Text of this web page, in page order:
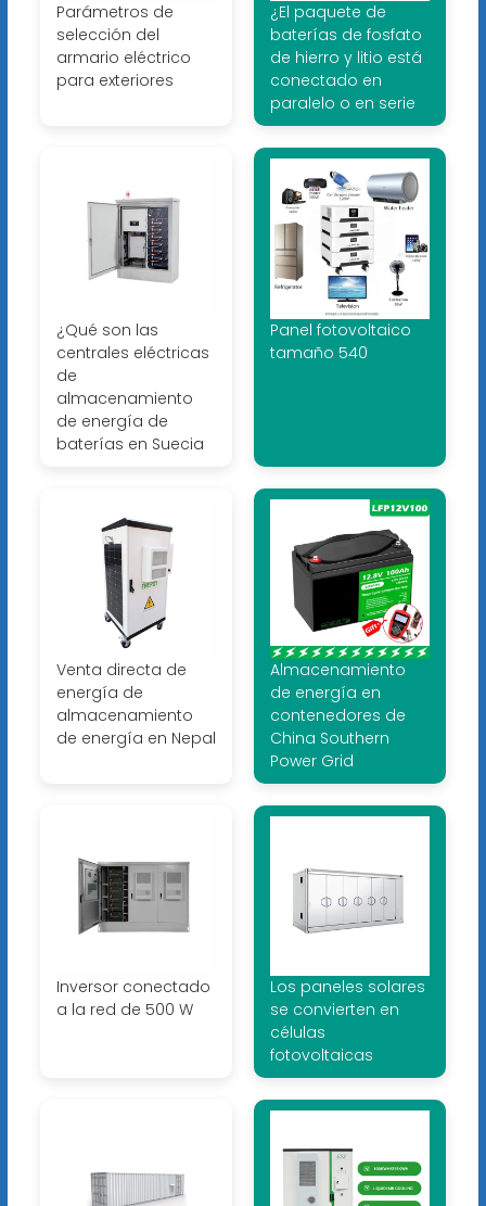
Parámetros de
selección del
armario eléctrico
para exteriores
¿El paquete de
baterías de fosfato
de hierro y litio está
conectado en
paralelo o en serie
¿Qué son las
centrales eléctricas
de
almacenamiento
de energía de
baterías en Suecia
Panel fotovoltaico
tamaño 540
Venta directa de
energía de
almacenamiento
de energía en Nepal
Almacenamiento
de energía en
contenedores de
China Southern
Power Grid
Inversor conectado
a la red de 500 W
Los paneles solares
se convierten en
células
fotovoltaicas